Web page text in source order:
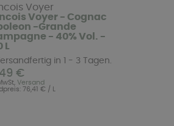
Voyer
Voyer - Cognac
-Grande
- 40% Vol. -
L
in 1 - 3 Tagen.
€
Versand
76,41 € / L